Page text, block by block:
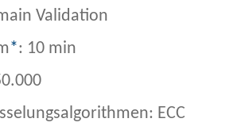
Validation
*: 10 min
ECC